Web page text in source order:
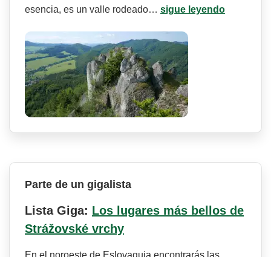
esencia, es un valle rodeado… sigue leyendo
Parte de un gigalista
Lista Giga: Los lugares más bellos de
Strážovské vrchy
En el noroeste de Eslovaquia encontrarás las